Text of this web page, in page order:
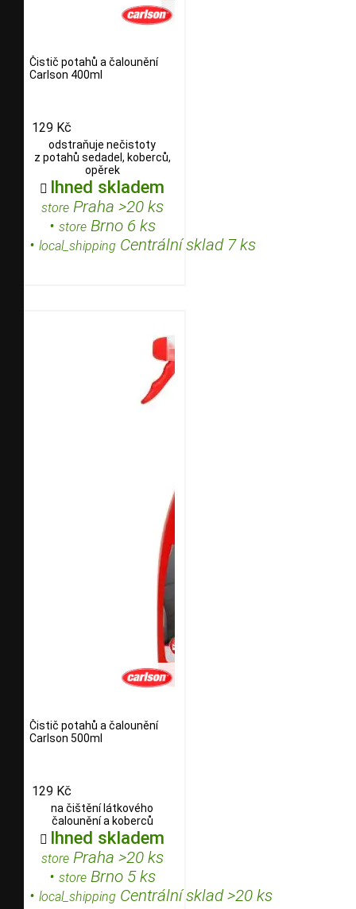
Čistič potahů a čalounění
Carlson 400ml
129 Kč
odstraňuje nečistoty
z potahů sedadel, koberců,
opěrek
 Ihned skladem
storePraha >20 ks
• storeBrno 6 ks
• local_shipping Centrální sklad 7 ks
Čistič potahů a čalounění
Carlson 500ml
129 Kč
na čištění látkového
čalounění a koberců
 Ihned skladem
storePraha >20 ks
• storeBrno 5 ks
• local_shipping Centrální sklad >20 ks